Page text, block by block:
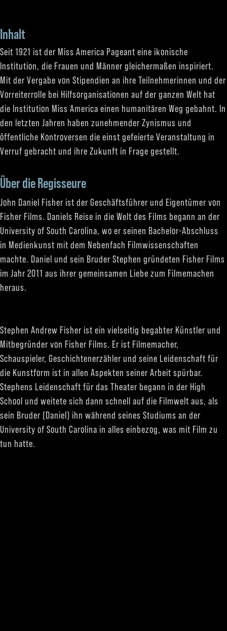
Inhalt
Seit 1921 ist der Miss America Pageant eine ikonische
Institution, die Frauen und Männer gleichermaßen inspiriert.
Mit der Vergabe von Stipendien an ihre Teilnehmerinnen und der
Vorreiterrolle bei Hilfsorganisationen auf der ganzen Welt hat
die Institution Miss America einen humanitären Weg gebahnt. In
den letzten Jahren haben zunehmender Zynismus und
öffentliche Kontroversen die einst gefeierte Veranstaltung in
Verruf gebracht und ihre Zukunft in Frage gestellt.
Über die Regisseure
John Daniel Fisher ist der Geschäftsführer und Eigentümer von
Fisher Films. Daniels Reise in die Welt des Films begann an der
University of South Carolina, wo er seinen Bachelor-Abschluss
in Medienkunst mit dem Nebenfach Filmwissenschaften
machte. Daniel und sein Bruder Stephen gründeten Fisher Films
im Jahr 2011 aus ihrer gemeinsamen Liebe zum Filmemachen
heraus.
Stephen Andrew Fisher ist ein vielseitig begabter Künstler und
Mitbegründer von Fisher Films. Er ist Filmemacher,
Schauspieler, Geschichtenerzähler und seine Leidenschaft für
die Kunstform ist in allen Aspekten seiner Arbeit spürbar.
Stephens Leidenschaft für das Theater begann in der High
School und weitete sich dann schnell auf die Filmwelt aus, als
sein Bruder (Daniel) ihn während seines Studiums an der
University of South Carolina in alles einbezog, was mit Film zu
tun hatte.